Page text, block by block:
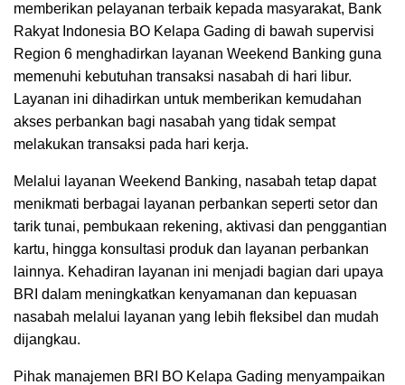
memberikan pelayanan terbaik kepada masyarakat, Bank
Rakyat Indonesia BO Kelapa Gading di bawah supervisi
Region 6 menghadirkan layanan Weekend Banking guna
memenuhi kebutuhan transaksi nasabah di hari libur.
Layanan ini dihadirkan untuk memberikan kemudahan
akses perbankan bagi nasabah yang tidak sempat
melakukan transaksi pada hari kerja.
Melalui layanan Weekend Banking, nasabah tetap dapat
menikmati berbagai layanan perbankan seperti setor dan
tarik tunai, pembukaan rekening, aktivasi dan penggantian
kartu, hingga konsultasi produk dan layanan perbankan
lainnya. Kehadiran layanan ini menjadi bagian dari upaya
BRI dalam meningkatkan kenyamanan dan kepuasan
nasabah melalui layanan yang lebih fleksibel dan mudah
dijangkau.
Pihak manajemen BRI BO Kelapa Gading menyampaikan